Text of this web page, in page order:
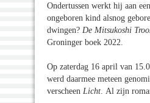
Ondertussen werkt hij aan
ongeboren kind alsnog
dwingen? De Mitsukoshi
Groninger boek 2022.
Op zaterdag 16 april van
werd daarmee meteen
verscheen Licht . Al zijn